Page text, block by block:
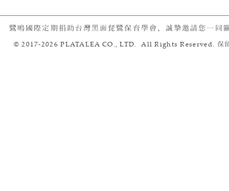
鷺鳴國際定期捐助台灣黑面琵鷺保育學會，誠摯邀請您一同
© 2017-2026 PLATALEA CO., LTD. All Rights Reserved. 保